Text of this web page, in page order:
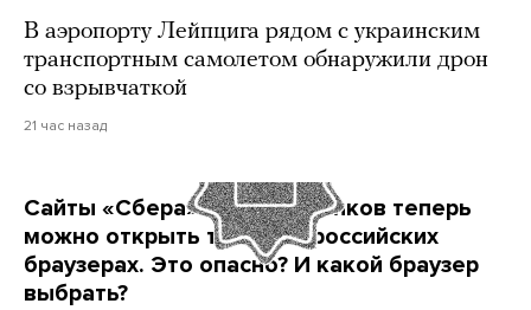
В аэропорту Лейпцига рядом с украинским
транспортным самолетом обнаружили дрон
со взрывчаткой
21 час назад
Сайты «Сбера» и других банков теперь
можно открыть только в российских
браузерах. Это опасно? И какой браузер
выбрать?